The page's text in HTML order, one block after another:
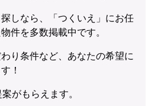
しなら、「つくいえ」にお任
件を多数掲載中です。
り条件など、あなたの希望に
！
がもらえます。